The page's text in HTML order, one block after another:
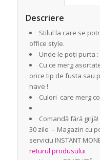
Descriere
Stilul la care se
office style.
Unde le poți purta
Cu ce merg
orice tip de fusta sau
have !
Culori care merg
Comandă fără
30 zile – Magazin cu
serviciu INSTANT
returul produsului